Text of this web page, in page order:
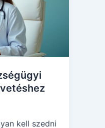
kell szedni